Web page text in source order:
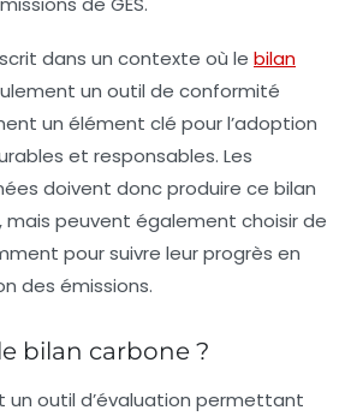
dans un contexte où le bilan
un outil de conformité
un élément clé pour l’adoption
et responsables. Les
doivent donc produire ce bilan
mais peuvent également choisir de
pour suivre leur progrès en
des émissions.
bilan carbone ?
un outil d’évaluation permettant